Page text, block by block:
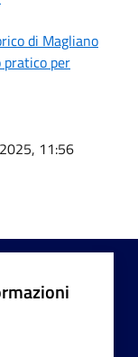
di Magliano
pratico per
11:56